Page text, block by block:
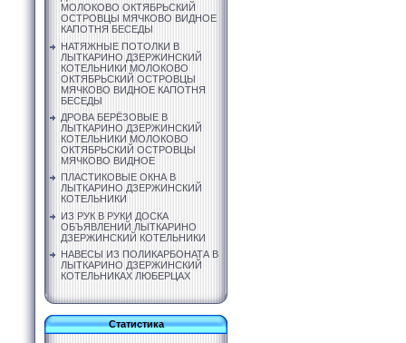
МОЛОКОВО ОКТЯБРЬСКИЙ
ОСТРОВЦЫ МЯЧКОВО ВИДНОЕ
КАПОТНЯ БЕСЕДЫ
НАТЯЖНЫЕ ПОТОЛКИ В
ЛЫТКАРИНО ДЗЕРЖИНСКИЙ
КОТЕЛЬНИКИ МОЛОКОВО
ОКТЯБРЬСКИЙ ОСТРОВЦЫ
МЯЧКОВО ВИДНОЕ КАПОТНЯ
БЕСЕДЫ
ДРОВА БЕРЁЗОВЫЕ В
ЛЫТКАРИНО ДЗЕРЖИНСКИЙ
КОТЕЛЬНИКИ МОЛОКОВО
ОКТЯБРЬСКИЙ ОСТРОВЦЫ
МЯЧКОВО ВИДНОЕ
ПЛАСТИКОВЫЕ ОКНА В
ЛЫТКАРИНО ДЗЕРЖИНСКИЙ
КОТЕЛЬНИКИ
ИЗ РУК В РУКИ ДОСКА
ОБЪЯВЛЕНИЙ ЛЫТКАРИНО
ДЗЕРЖИНСКИЙ КОТЕЛЬНИКИ
НАВЕСЫ ИЗ ПОЛИКАРБОНАТА В
ЛЫТКАРИНО ДЗЕРЖИНСКИЙ
КОТЕЛЬНИКАХ ЛЮБЕРЦАХ
Статистика